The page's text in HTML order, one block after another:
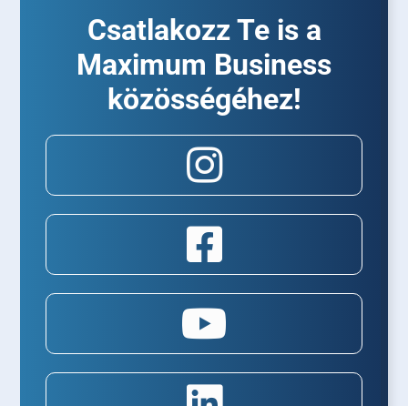
Csatlakozz Te is a
Maximum Business
közösségéhez!